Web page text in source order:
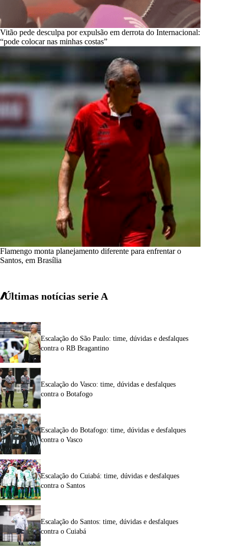
Vitão pede desculpa por expulsão em derrota do Internacional:
“pode colocar nas minhas costas”
Flamengo monta planejamento diferente para enfrentar o
Santos, em Brasília
Últimas notícias serie A
Escalação do São Paulo: time, dúvidas e desfalques
contra o RB Bragantino
Escalação do Vasco: time, dúvidas e desfalques
contra o Botafogo
Escalação do Botafogo: time, dúvidas e desfalques
contra o Vasco
Escalação do Cuiabá: time, dúvidas e desfalques
contra o Santos
Escalação do Santos: time, dúvidas e desfalques
contra o Cuiabá